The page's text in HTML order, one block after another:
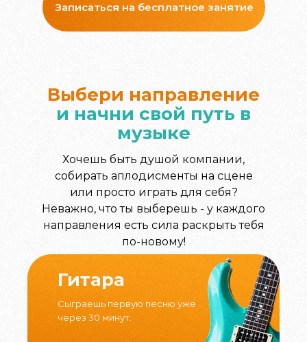
Хочешь быть душой компании,
собирать аплодисменты на сцене
или просто играть для себя?
Неважно, что ты выберешь - у каждого
направления есть сила раскрыть тебя
по-новому!
Выбери направление
и начни свой путь в
музыке
Записаться на бесплатное занятие
Гитара
Сыграешь первую песню уже
через 30 минут.